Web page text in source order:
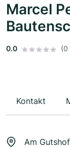
Marcel
0.0 (0
Kontakt
Am